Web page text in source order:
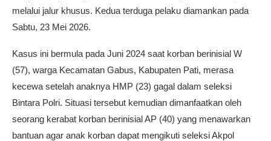
melalui jalur khusus. Kedua terduga pelaku diamankan pada
Sabtu, 23 Mei 2026.
Kasus ini bermula pada Juni 2024 saat korban berinisial W
(57), warga Kecamatan Gabus, Kabupaten Pati, merasa
kecewa setelah anaknya HMP (23) gagal dalam seleksi
Bintara Polri. Situasi tersebut kemudian dimanfaatkan oleh
seorang kerabat korban berinisial AP (40) yang menawarkan
bantuan agar anak korban dapat mengikuti seleksi Akpol